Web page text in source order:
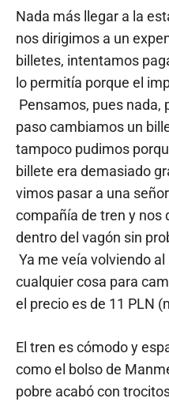
Nada más llegar a la
nos dirigimos a un
billetes, intentamos
lo permitía porque el
Pensamos, pues nada,
paso cambiamos un
tampoco pudimos
billete era demasiado
vimos pasar a una
compañía de tren y nos
dentro del vagón sin
Ya me veía volviendo
cualquier cosa para
el precio es de 11 PLN
El tren es cómodo y
como el bolso de
pobre acabó con